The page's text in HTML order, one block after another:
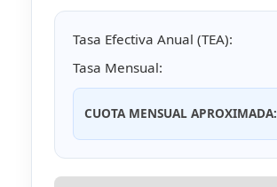
Tasa Efectiva Anual (TEA):
Tasa Mensual:
CUOTA MENSUAL APROXIMADA: